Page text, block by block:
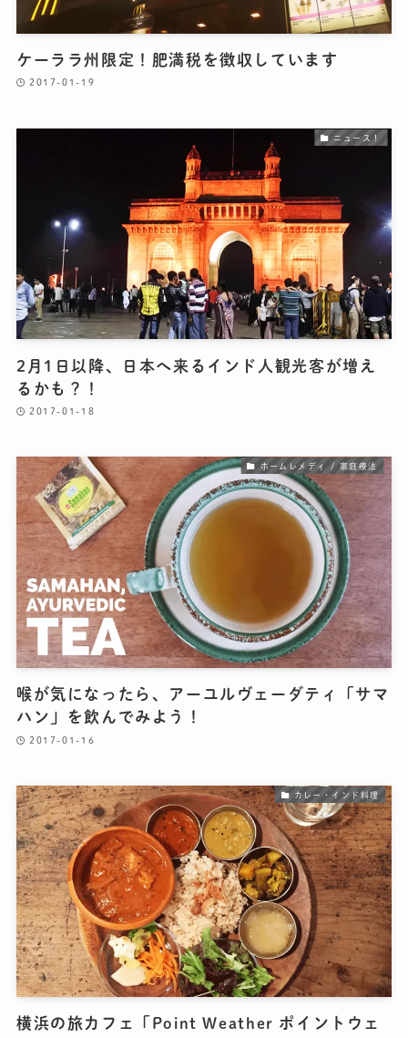
ケーララ州限定！肥満税を徴収しています
2017-01-19
ニュース！
2月1日以降、日本へ来るインド人観光客が増え
るかも？！
2017-01-18
ホームレメディ / 家庭療法
喉が気になったら、アーユルヴェーダティ「サマ
ハン」を飲んでみよう！
2017-01-16
カレー・インド料理
横浜の旅カフェ「Point Weather ポイントウェ